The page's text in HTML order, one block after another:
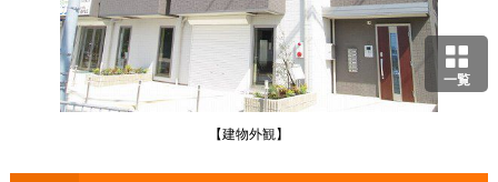
一覧
【建物外観】